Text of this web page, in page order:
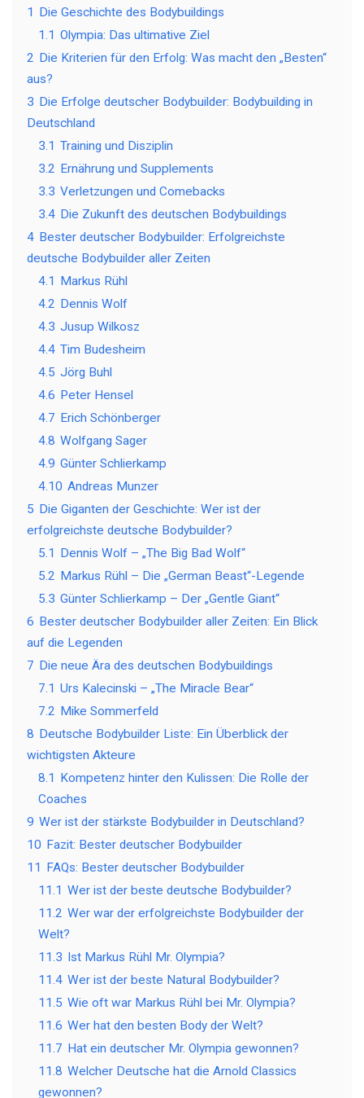
1 Die Geschichte des Bodybuildings
1.1 Olympia: Das ultimative Ziel
2 Die Kriterien für den Erfolg: Was macht den „Besten“
aus?
3 Die Erfolge deutscher Bodybuilder: Bodybuilding in
Deutschland
3.1 Training und Disziplin
3.2 Ernährung und Supplements
3.3 Verletzungen und Comebacks
3.4 Die Zukunft des deutschen Bodybuildings
4 Bester deutscher Bodybuilder: Erfolgreichste
deutsche Bodybuilder aller Zeiten
4.1 Markus Rühl
4.2 Dennis Wolf
4.3 Jusup Wilkosz
4.4 Tim Budesheim
4.5 Jörg Buhl
4.6 Peter Hensel
4.7 Erich Schönberger
4.8 Wolfgang Sager
4.9 Günter Schlierkamp
4.10 Andreas Munzer
5 Die Giganten der Geschichte: Wer ist der
erfolgreichste deutsche Bodybuilder?
5.1 Dennis Wolf – „The Big Bad Wolf“
5.2 Markus Rühl – Die „German Beast“-Legende
5.3 Günter Schlierkamp – Der „Gentle Giant“
6 Bester deutscher Bodybuilder aller Zeiten: Ein Blick
auf die Legenden
7 Die neue Ära des deutschen Bodybuildings
7.1 Urs Kalecinski – „The Miracle Bear“
7.2 Mike Sommerfeld
8 Deutsche Bodybuilder Liste: Ein Überblick der
wichtigsten Akteure
8.1 Kompetenz hinter den Kulissen: Die Rolle der
Coaches
9 Wer ist der stärkste Bodybuilder in Deutschland?
10 Fazit: Bester deutscher Bodybuilder
11 FAQs: Bester deutscher Bodybuilder
11.1 Wer ist der beste deutsche Bodybuilder?
11.2 Wer war der erfolgreichste Bodybuilder der
Welt?
11.3 Ist Markus Rühl Mr. Olympia?
11.4 Wer ist der beste Natural Bodybuilder?
11.5 Wie oft war Markus Rühl bei Mr. Olympia?
11.6 Wer hat den besten Body der Welt?
11.7 Hat ein deutscher Mr. Olympia gewonnen?
11.8 Welcher Deutsche hat die Arnold Classics
gewonnen?